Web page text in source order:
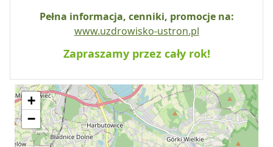
Pełna informacja, cenniki, promocje na:
www.uzdrowisko-ustron.pl
Zapraszamy przez cały rok!
+
−